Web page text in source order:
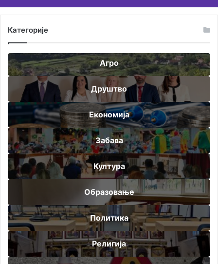
Категорије
Агро
Друштво
Економија
Забава
Култура
Образовање
Политика
Религија